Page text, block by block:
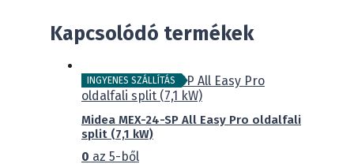
Kapcsolódó termékek
INGYENES SZÁLLÍTÁS
Midea MEX-24-SP All Easy Pro oldalfali
split (7,1 kW)
0 az 5-ből